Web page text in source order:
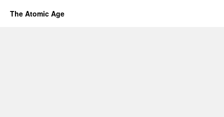
The Atomic Age